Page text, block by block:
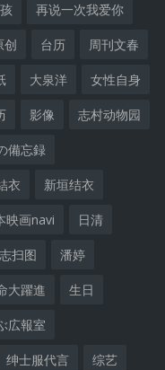
再说一次我爱你
创 台历 周刊文春
大泉洋 女性自身
影像 志村动物园
備忘録
衣 新垣结衣
映画navi 日清
扫图 潘婷
大躍進 生日
広報室
绅士服代言 综艺